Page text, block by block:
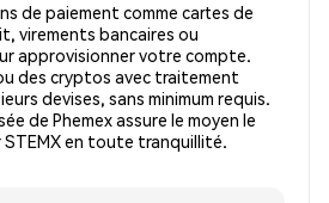
de paiement comme cartes de
virements bancaires ou
approvisionner votre compte.
des cryptos avec traitement
devises, sans minimum requis.
de Phemex assure le moyen le
STEMX en toute tranquillité.